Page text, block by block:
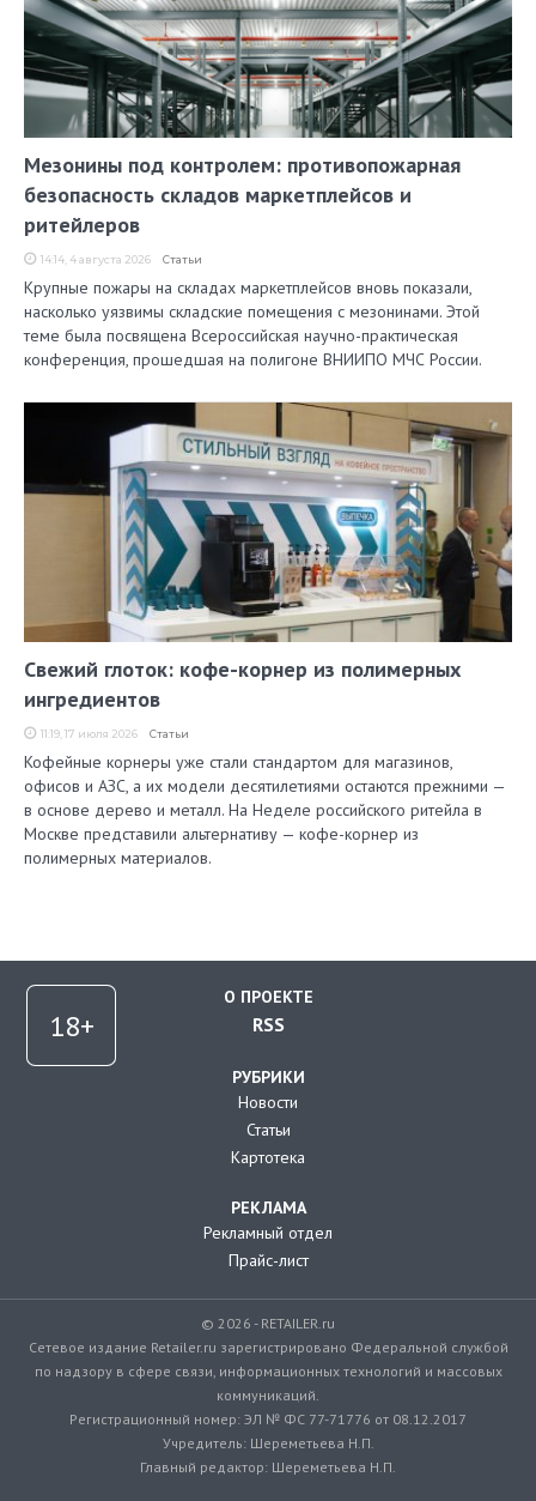
Мезонины под контролем: противопожарная
безопасность складов маркетплейсов и
ритейлеров
14:14, 4 августа 2026 Статьи
Крупные пожары на складах маркетплейсов вновь показали,
насколько уязвимы складские помещения с мезонинами. Этой
теме была посвящена Всероссийская научно-практическая
конференция, прошедшая на полигоне ВНИИПО МЧС России.
Свежий глоток: кофе-корнер из полимерных
ингредиентов
11:19, 17 июля 2026 Статьи
Кофейные корнеры уже стали стандартом для магазинов,
офисов и АЗС, а их модели десятилетиями остаются прежними —
в основе дерево и металл. На Неделе российского ритейла в
Москве представили альтернативу — кофе-корнер из
полимерных материалов.
О ПРОЕКТЕ
RSS
РУБРИКИ
Новости
Статьи
Картотека
РЕКЛАМА
Рекламный отдел
Прайс-лист
© 2026 - RETAILER.ru
Сетевое издание Retailer.ru зарегистрировано Федеральной службой
по надзору в сфере связи, информационных технологий и массовых
коммуникаций.
Регистрационный номер: ЭЛ № ФС 77-71776 от 08.12.2017
Учредитель: Шереметьева Н.П.
Главный редактор: Шереметьева Н.П.